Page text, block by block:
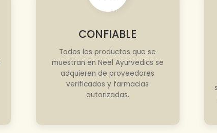
CONFIABLE
Todos los productos que se
muestran en Neel Ayurvedics se
adquieren de proveedores
verificados y farmacias
autorizadas.